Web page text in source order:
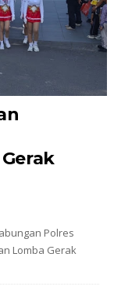
Polres
Lomba Gerak